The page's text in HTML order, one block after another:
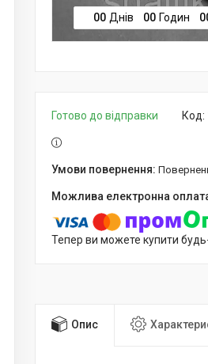
00 Днів 00 Годин 0
Готово до відправки Код:
Тепер ви можете купити
Опис